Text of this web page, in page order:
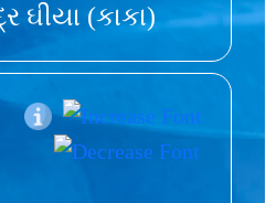
ઘીયા (કાકા)